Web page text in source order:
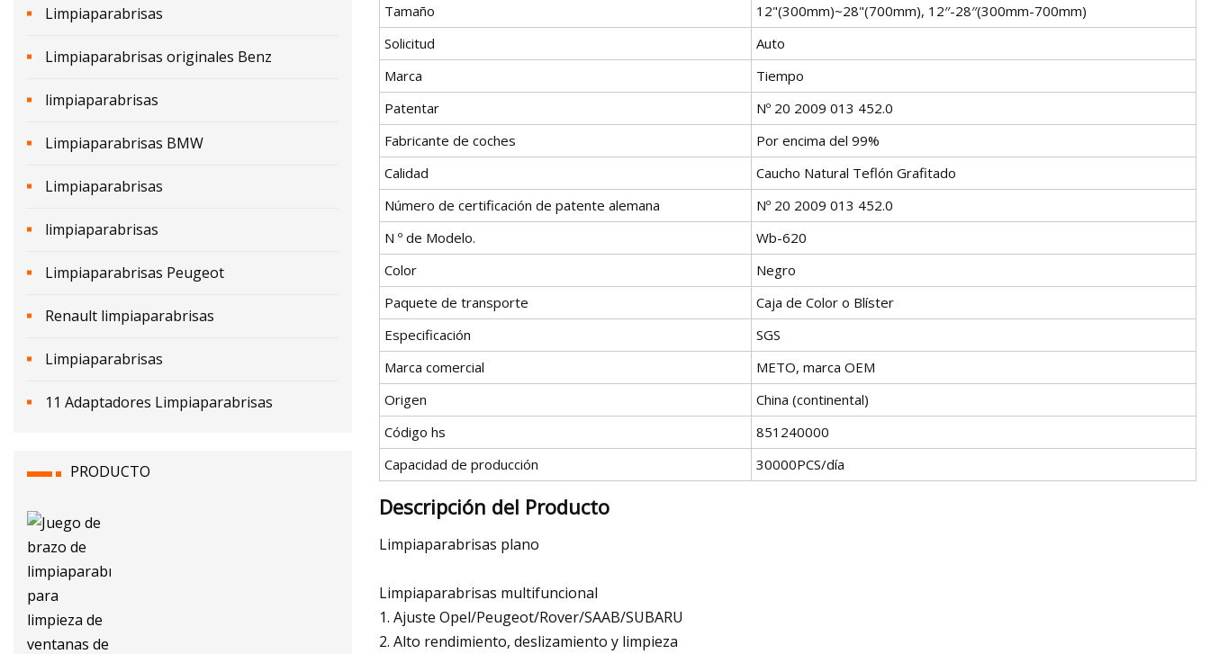
Limpiaparabrisas
Limpiaparabrisas originales Benz
limpiaparabrisas
Limpiaparabrisas BMW
Limpiaparabrisas
limpiaparabrisas
Limpiaparabrisas Peugeot
Renault limpiaparabrisas
Limpiaparabrisas
11 Adaptadores Limpiaparabrisas
PRODUCTO
Tamaño
12"(300mm)~28"(700mm), 12′′-28′′(300mm-700mm)
Solicitud
Auto
Marca
Tiempo
Patentar
Nº 20 2009 013 452.0
Fabricante de coches
Por encima del 99%
Calidad
Caucho Natural Teflón Grafitado
Número de certificación de patente alemana
Nº 20 2009 013 452.0
N º de Modelo.
Wb-620
Color
Negro
Paquete de transporte
Caja de Color o Blíster
Especificación
SGS
Marca comercial
METO, marca OEM
Origen
China (continental)
Código hs
851240000
Capacidad de producción
30000PCS/día
Descripción del Producto
Limpiaparabrisas plano
Limpiaparabrisas multifuncional
1. Ajuste Opel/Peugeot/Rover/SAAB/SUBARU
2. Alto rendimiento, deslizamiento y limpieza